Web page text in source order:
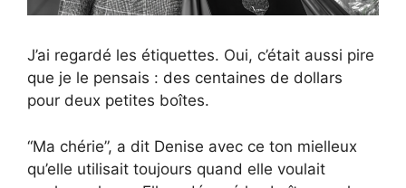
J’ai regardé les étiquettes. Oui, c’était aussi pire
que je le pensais : des centaines de dollars
pour deux petites boîtes.
“Ma chérie”, a dit Denise avec ce ton mielleux
qu’elle utilisait toujours quand elle voulait